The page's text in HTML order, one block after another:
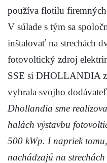
používa flotilu
V súlade s tým sa
inštalovať na strechách
fotovoltický zdroj
SSE si DHOLLANDIA
vybrala svojho
Dhollandia sme
halách výstavbu
500 kWp. I napriek
nachádzajú na